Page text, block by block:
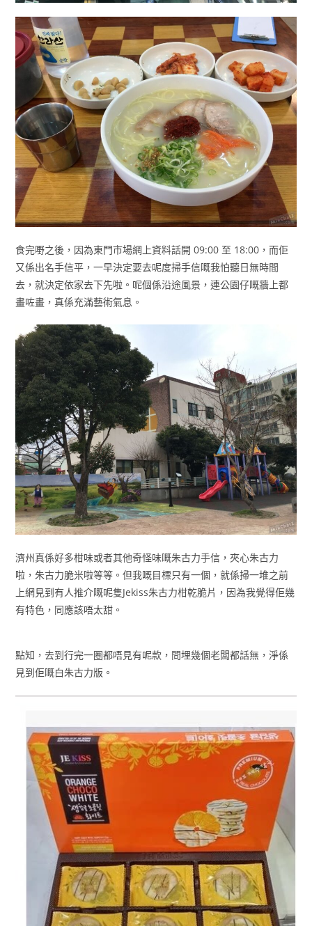
食完嘢之後，因為東門市場網上資料話開 09:00 至 18:00，而佢
又係出名手信平，一早決定要去呢度掃手信嘅我怕聽日無時間
去，就決定依家去下先啦。呢個係沿途風景，連公園仔嘅牆上都
畫咗畫，真係充滿藝術氣息。
濟州真係好多柑味或者其他奇怪味嘅朱古力手信，夾心朱古力
啦，朱古力脆米啦等等。但我嘅目標只有一個，就係掃一堆之前
上網見到有人推介嘅呢隻Jekiss朱古力柑乾脆片，因為我覺得佢幾
有特色，同應該唔太甜。
點知，去到行完一圈都唔見有呢款，問埋幾個老闆都話無，淨係
見到佢嘅白朱古力版。